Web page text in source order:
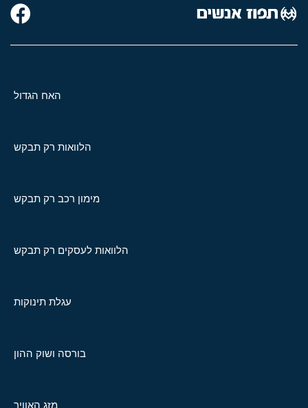
האח הגדול
הלוואות רק תבקש
מימון רכב רק תבקש
הלוואות לעסקים רק תבקש
עגלת תינוקות
בורסה ושוק ההון
מזג האוויר